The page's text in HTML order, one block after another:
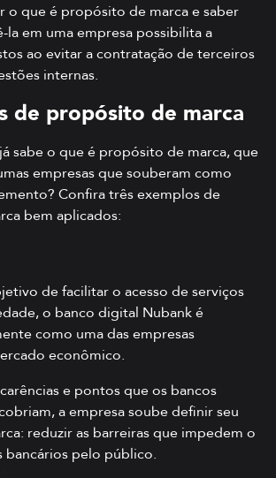
o que é propósito de marca e saber
la em uma empresa possibilita a
ao evitar a contratação de terceiros
internas.
de propósito de marca
sabe o que é propósito de marca, que
empresas que souberam como
Confira três exemplos de
bem aplicados:
de facilitar o acesso de serviços
o banco digital Nubank é
como uma das empresas
econômico.
e pontos que os bancos
a empresa soube definir seu
reduzir as barreiras que impedem o
bancários pelo público.